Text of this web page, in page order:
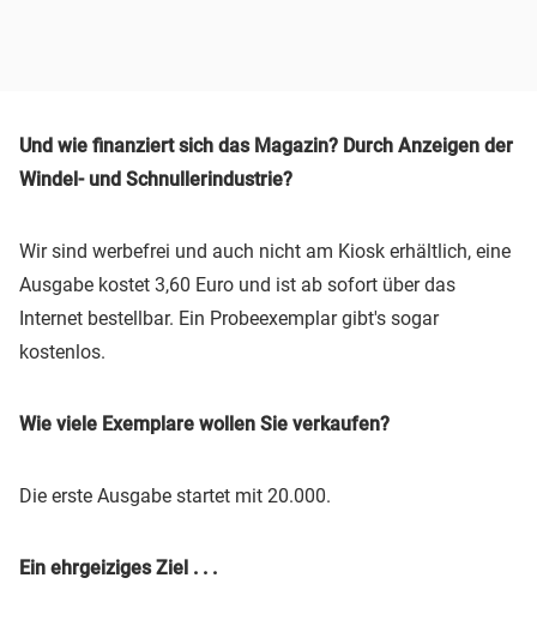
Und wie finanziert sich das Magazin? Durch Anzeigen der
Windel- und Schnullerindustrie?
Wir sind werbefrei und auch nicht am Kiosk erhältlich, eine
Ausgabe kostet 3,60 Euro und ist ab sofort über das
Internet bestellbar. Ein Probeexemplar gibt's sogar
kostenlos.
Wie viele Exemplare wollen Sie verkaufen?
Die erste Ausgabe startet mit 20.000.
Ein ehrgeiziges Ziel . . .